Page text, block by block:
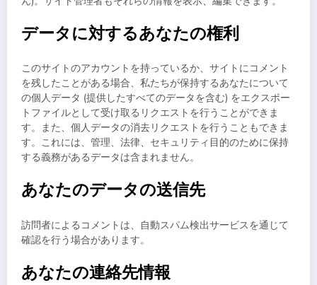
データに対するあなたの権利
このサイトのアカウントを持っているか、サイトにコメント
を残したことがある場合、私たちが保持するあなたについて
の個人データ (提供したすべてのデータを含む) をエクスポー
トファイルとして受け取るリクエストを行うことができま
す。また、個人データの消去リクエストを行うこともできま
す。これには、管理、法律、セキュリティ目的のために保持
する義務があるデータは含まれません。
あなたのデータの送信先
訪問者によるコメントは、自動スパム検出サービスを通じて
確認を行う場合があります。
あなたの連絡先情報